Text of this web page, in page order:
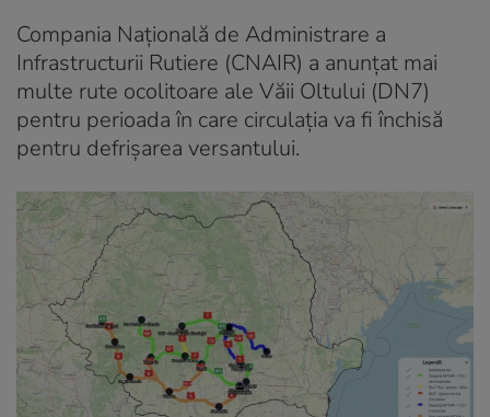
Compania Naţională de Administrare a
Infrastructurii Rutiere (CNAIR) a anunţat mai
multe rute ocolitoare ale Văii Oltului (DN7)
pentru perioada în care circulaţia va fi închisă
pentru defrişarea versantului.